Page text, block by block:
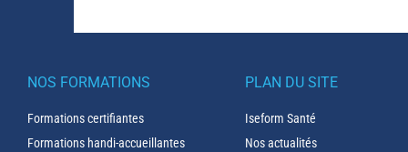
NOS FORMATIONS
Formations certifiantes
Formations handi-accueillantes
PLAN DU SITE
Iseform Santé
Nos actualités